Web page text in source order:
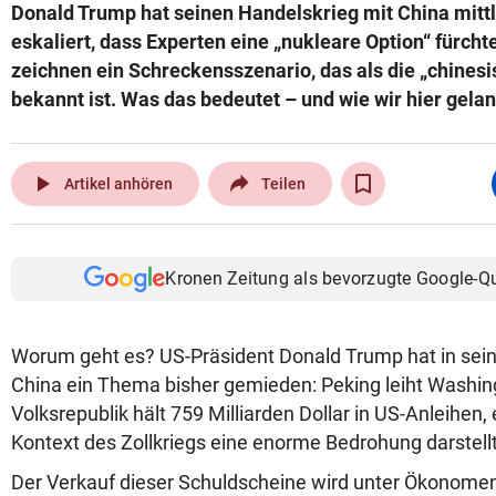
Donald Trump hat seinen Handelskrieg mit China
eskaliert, dass Experten eine „nukleare Option“
zeichnen ein Schreckensszenario, das als die
bekannt ist. Was das bedeutet – und wie wir hier
play_arrow Artikel anhören Teilen
Kronen Zeitung als bevorzugte Google-
Worum geht es? US-Präsident Donald Trump hat in
China ein Thema bisher gemieden: Peking leiht
Volksrepublik hält 759 Milliarden Dollar in US-Anleihen,
Kontext des Zollkriegs eine enorme Bedrohung
Der Verkauf dieser Schuldscheine wird unter